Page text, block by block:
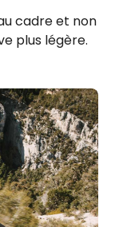
cadre et non
plus légère.